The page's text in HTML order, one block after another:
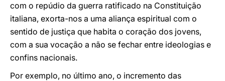
com o repúdio da guerra ratificado na Constituição
italiana, exorta-nos a uma aliança espiritual com o
sentido de justiça que habita o coração dos jovens,
com a sua vocação a não se fechar entre ideologias e
confins nacionais.
Por exemplo, no último ano, o incremento das